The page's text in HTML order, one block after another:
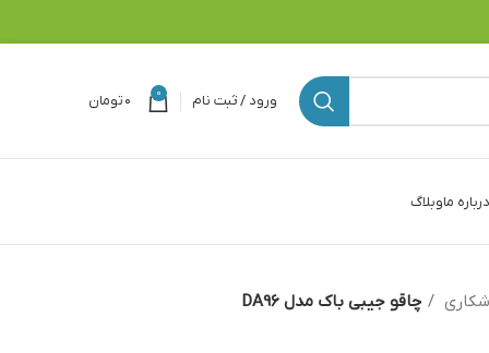
ورود / ثبت نام 0 ۰تومان
درباره ماوبلاگ
چاقو جیبی باک مدل DA96